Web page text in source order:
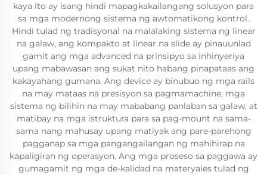
kaya ito ay isang hindi mapagkakailangang solusyon para
sa mga modernong sistema ng awtomatikong kontrol.
Hindi tulad ng tradisyonal na malalaking sistema ng linear
na galaw, ang kompakto at linear na slide ay pinauunlad
gamit ang mga advanced na prinsipyo sa inhinyeriya
upang mabawasan ang sukat nito habang pinapataas ang
kakayahang gumana. Ang device ay binubuo ng mga rails
na may mataas na presisyon sa pagmamachine, mga
sistema ng bilihin na may mababang panlaban sa galaw, at
matibay na mga istruktura para sa pag-mount na sama-
sama nang mahusay upang matiyak ang pare-parehong
pagganap sa mga pangangailangan ng mahihirap na
kapaligiran ng operasyon. Ang mga proseso sa paggawa ay
gumagamit ng mga de-kalidad na materyales tulad ng